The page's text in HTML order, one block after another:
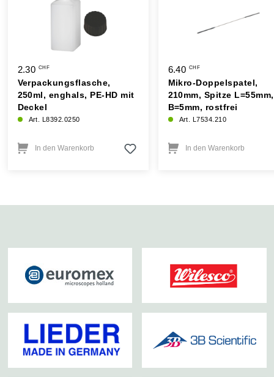
2.30 CHF
Verpackungsflasche,
250ml, enghals, PE-HD mit
Deckel
Art. L8392.0250
In den Warenkorb
6.40 CHF
Mikro-Doppelspatel,
210mm, Spitze L=55mm,
B=5mm, rostfrei
Art. L7534.210
In den Warenkorb